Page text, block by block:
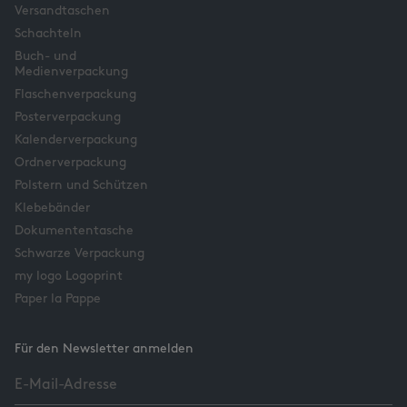
Versandtaschen
Schachteln
Buch- und
Medienverpackung
Flaschenverpackung
Posterverpackung
Kalenderverpackung
Ordnerverpackung
Polstern und Schützen
Klebebänder
Dokumententasche
Schwarze Verpackung
my logo Logoprint
Paper la Pappe
Für den Newsletter anmelden